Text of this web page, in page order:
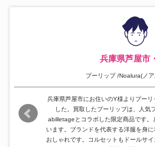
兵庫県芦屋市
プーリップ /Noalura(ノ
兵庫県芦屋市にお住いのY様よりプーリ
した。買取したプーリップは、人気
abilletageとコラボした限定商品です。
います。ブランドを代表する洋服を身
おしゃれです。コルセットもドールサ